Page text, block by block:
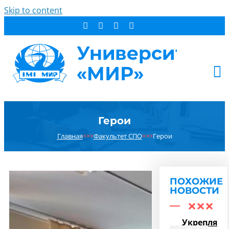
Skip to content
ДОПОБРАЗОВАНИЕ
НОВОСТИ
РЕЗУЛЬТАТ ПОИСКА:
Герои
Главная×××Факультет СПО×××Герои
ПОХОЖИЕ
НОВОСТИ
Укрепляем